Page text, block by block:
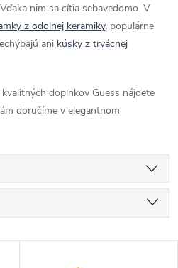
nim sa cítia sebavedomo. V
z odolnej keramiky, populárne
ani kúsky z trvácnej
doplnkov Guess nájdete
doručíme v elegantnom